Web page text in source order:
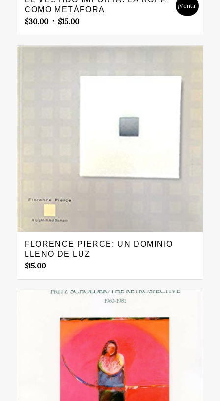
COMO METÁFORA
$30.00 Original
was:
$15.00Current
is:
¡Venta!
FLORENCE PIERCE: UN DOMINIO
LLENO DE LUZ
$15.00